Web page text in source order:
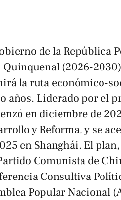
de la República
Quinquenal (2026-
la ruta económico-
años. Liderado por el
en diciembre de
y Reforma, y se
en Shanghái. El
Comunista de
Consultiva
Popular Nacional